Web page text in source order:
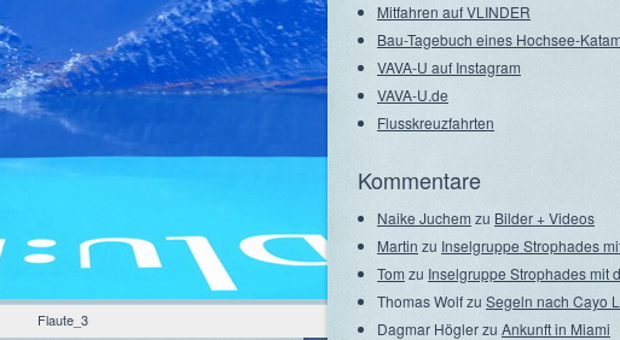
Flaute_3
Mitfahren auf VLINDER
Bau-Tagebuch eines Hochsee-
VAVA-U auf Instagram
VAVA-U.de
Flusskreuzfahrten
Kommentare
Naike Juchemzu Bilder + Videos
Martin zu Inselgruppe Strophades
Tom zu Inselgruppe Strophades mit
Thomas Wolfzu Segeln nach Cayo
Dagmar Höglerzu Ankunft in Miami